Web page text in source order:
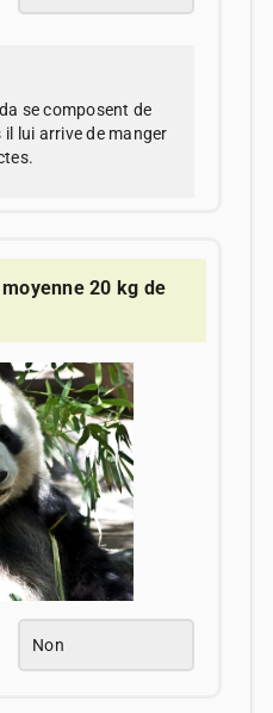
se composent de
il lui arrive de manger
20 kg de
Non